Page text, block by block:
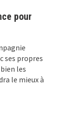
pour
ses propres
les
le mieux à